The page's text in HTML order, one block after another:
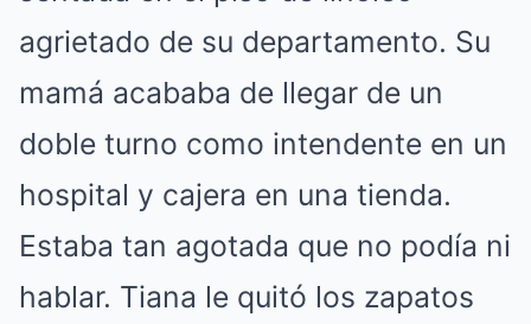
agrietado de su departamento. Su
mamá acababa de llegar de un
doble turno como intendente en un
hospital y cajera en una tienda.
Estaba tan agotada que no podía ni
hablar. Tiana le quitó los zapatos